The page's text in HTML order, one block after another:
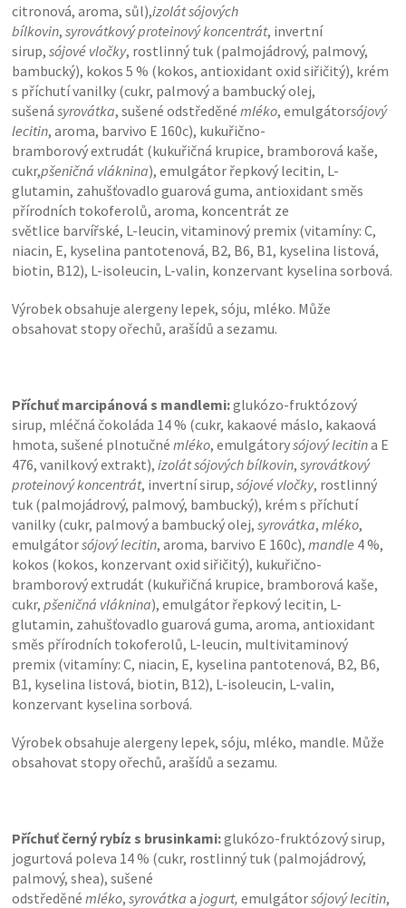
citronová, aroma, sůl),izolát sójových
bílkovin, syrovátkový proteinový koncentrát, invertní
sirup,sójové vločky, rostlinný tuk (palmojádrový, palmový,
bambucký), kokos 5 % (kokos, antioxidant oxid siřičitý), krém
s příchutí vanilky (cukr, palmový a bambucký olej,
sušenásyrovátka, sušené odstředěnémléko, emulgátorsójový
lecitin, aroma, barvivo E 160c), kukuřično-
bramborový extrudát (kukuřičná krupice, bramborová kaše,
cukr,pšeničná vláknina), emulgátor řepkový lecitin, L-
glutamin, zahušťovadlo guarová guma, antioxidant směs
přírodních tokoferolů, aroma, koncentrát ze
světlice barvířské, L-leucin, vitaminový premix (vitamíny: C,
niacin, E, kyselina pantotenová, B2, B6, B1, kyselina listová,
biotin, B12), L-isoleucin, L-valin, konzervant kyselina sorbová.
Výrobek obsahuje alergeny lepek, sóju, mléko. Může
obsahovat stopy ořechů, arašídů a sezamu.
Příchuť marcipánová s mandlemi:glukózo-fruktózový
sirup, mléčná čokoláda 14 % (cukr, kakaové máslo, kakaová
hmota, sušené plnotučnémléko, emulgátorysójový lecitina E
476, vanilkový extrakt),izolát sójových bílkovin,syrovátkový
proteinový koncentrát, invertní sirup,sójové vločky, rostlinný
tuk (palmojádrový, palmový, bambucký), krém s příchutí
vanilky (cukr, palmový a bambucký olej,syrovátka,mléko,
emulgátorsójový lecitin, aroma, barvivo E 160c),mandle 4 %,
kokos (kokos, konzervant oxid siřičitý), kukuřično-
bramborový extrudát (kukuřičná krupice, bramborová kaše,
cukr,pšeničná vláknina), emulgátor řepkový lecitin, L-
glutamin, zahušťovadlo guarová guma, aroma, antioxidant
směs přírodních tokoferolů, L-leucin, multivitaminový
premix (vitamíny: C, niacin, E, kyselina pantotenová, B2, B6,
B1, kyselina listová, biotin, B12), L-isoleucin, L-valin,
konzervant kyselina sorbová.
Výrobek obsahuje alergeny lepek, sóju, mléko, mandle. Může
obsahovat stopy ořechů, arašídů a sezamu.
Příchuť černý rybíz s brusinkami:glukózo-fruktózový sirup,
jogurtová poleva 14 % (cukr, rostlinný tuk (palmojádrový,
palmový, shea), sušené
odstředěnémléko,syrovátka ajogurt, emulgátorsójový lecitin,